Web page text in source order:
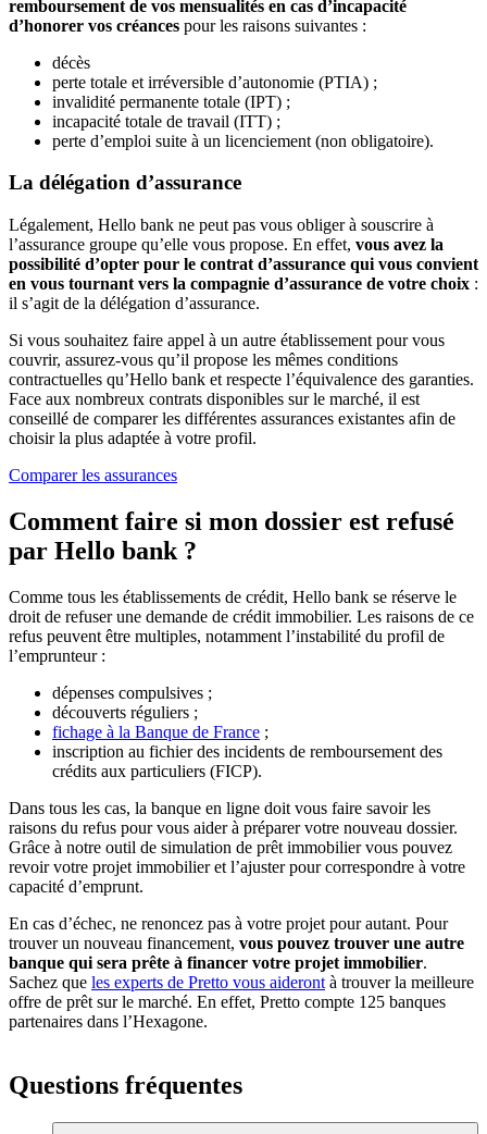
remboursement de vos mensualités en cas d’incapacité
d’honorer vos créances pour les raisons suivantes :
décès
perte totale et irréversible d’autonomie (PTIA) ;
invalidité permanente totale (IPT) ;
incapacité totale de travail (ITT) ;
perte d’emploi suite à un licenciement (non obligatoire).
La délégation d’assurance
Légalement, Hello bank ne peut pas vous obliger à souscrire à
l’assurance groupe qu’elle vous propose. En effet, vous avez la
possibilité d’opter pour le contrat d’assurance qui vous convient
en vous tournant vers la compagnie d’assurance de votre choix :
il s’agit de la délégation d’assurance.
Si vous souhaitez faire appel à un autre établissement pour vous
couvrir, assurez-vous qu’il propose les mêmes conditions
contractuelles qu’Hello bank et respecte l’équivalence des garanties.
Face aux nombreux contrats disponibles sur le marché, il est
conseillé de comparer les différentes assurances existantes afin de
choisir la plus adaptée à votre profil.
Comparer les assurances
Comment faire si mon dossier est refusé
par Hello bank ?
Comme tous les établissements de crédit, Hello bank se réserve le
droit de refuser une demande de crédit immobilier. Les raisons de ce
refus peuvent être multiples, notamment l’instabilité du profil de
l’emprunteur :
dépenses compulsives ;
découverts réguliers ;
fichage à la Banque de France ;
inscription au fichier des incidents de remboursement des
crédits aux particuliers (FICP).
Dans tous les cas, la banque en ligne doit vous faire savoir les
raisons du refus pour vous aider à préparer votre nouveau dossier.
Grâce à notre outil de simulation de prêt immobilier vous pouvez
revoir votre projet immobilier et l’ajuster pour correspondre à votre
capacité d’emprunt.
En cas d’échec, ne renoncez pas à votre projet pour autant. Pour
trouver un nouveau financement, vous pouvez trouver une autre
banque qui sera prête à financer votre projet immobilier.
Sachez que les experts de Pretto vous aideront à trouver la meilleure
offre de prêt sur le marché. En effet, Pretto compte 125 banques
partenaires dans l’Hexagone.
Questions fréquentes